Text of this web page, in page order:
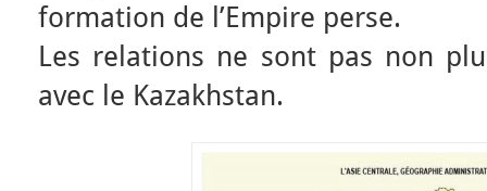
formation de l’Empire perse.
Les relations ne sont pas non
avec le Kazakhstan.